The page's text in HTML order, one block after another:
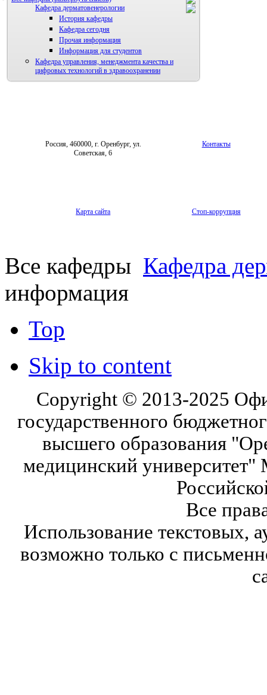
Кафедра дерматовенерологии
История кафедры
Кафедра сегодня
Прочая информация
Информация для студентов
Кафедра управления, менеджмента качества и
цифровых технологий в здравоохранении
Россия, 460000, г. Оренбург, ул.
Советская, 6
Контакты
Карта сайта Стоп-коррупция
Все кафедры Кафедра
информация
Top
Skip to content
Copyright © 2013-2025
государственного
высшего образования
медицинский университет"
Все
Использование текстовых,
возможно только с